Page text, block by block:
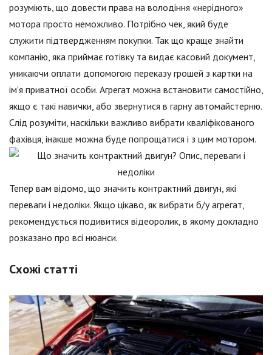
розуміють, що довести права на володіння «нерідного»
мотора просто неможливо. Потрібно чек, який буде
служити підтвердженням покупки. Так що краще знайти
компанію, яка приймає готівку та видає касовий документ,
уникаючи оплати допомогою переказу грошей з картки на
ім'я приватної особи. Агрегат можна встановити самостійно,
якщо є такі навички, або звернутися в гарну автомайстерню.
Слід розуміти, наскільки важливо вибрати кваліфікованого
фахівця, інакше можна буде попрощатися і з цим мотором.
Тепер вам відомо, що значить контрактний двигун, які
переваги і недоліки. Якщо цікаво, як вибрати б/у агрегат,
рекомендується подивитися відеоролик, в якому докладно
розказано про всі нюанси.
Схожі статті